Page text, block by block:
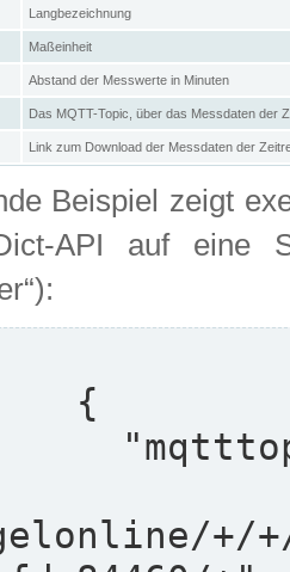
Langbezeichnung
Maßeinheit
Abstand der Messwerte in Minuten
Das MQTT-Topic, über das Messdaten der
Link zum Download der Messdaten der
Beispiel zeigt
API auf eine
+/